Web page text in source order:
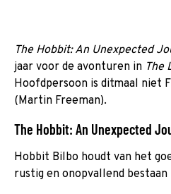
The Hobbit: An Unexpected
jaar voor de avonturen in The
Hoofdpersoon is ditmaal niet
(Martin Freeman).
The Hobbit: An Unexpected
Hobbit Bilbo houdt van het
rustig en onopvallend